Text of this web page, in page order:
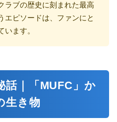
ラブの歴史に刻まれた最高
エピソードは、ファンにと
います。
話｜「MUFC」か
生き物